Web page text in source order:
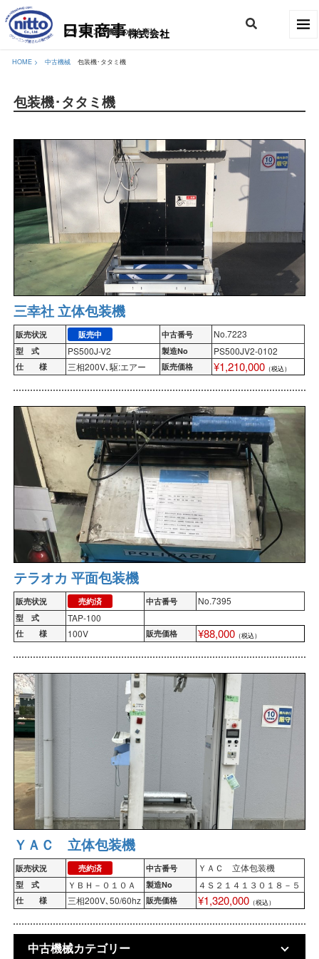
クリーニング機材の総合商社
HOME > 中古機械 包装機･タタミ機
包装機･タタミ機
三幸社 立体包装機
販売状況 販売中 中古番号 No.7223
型 式 PS500J-V2 製造No PS500JV2-0102
仕 様 三相200V､駆:エアー 販売価格 ¥1,210,000 （税込）
テラオカ 平面包装機
販売状況 売約済 中古番号 No.7395
型 式 TAP-100
仕 様 100V 販売価格 ¥88,000 （税込）
ＹＡＣ 立体包装機
販売状況 売約済 中古番号 ＹＡＣ 立体包装機
型 式 ＹＢＨ－０１０Ａ 製造No ４Ｓ２１４１３０１８－５
仕 様 三相200V､50/60hz 販売価格 ¥1,320,000 （税込）
中古機械カテゴリー